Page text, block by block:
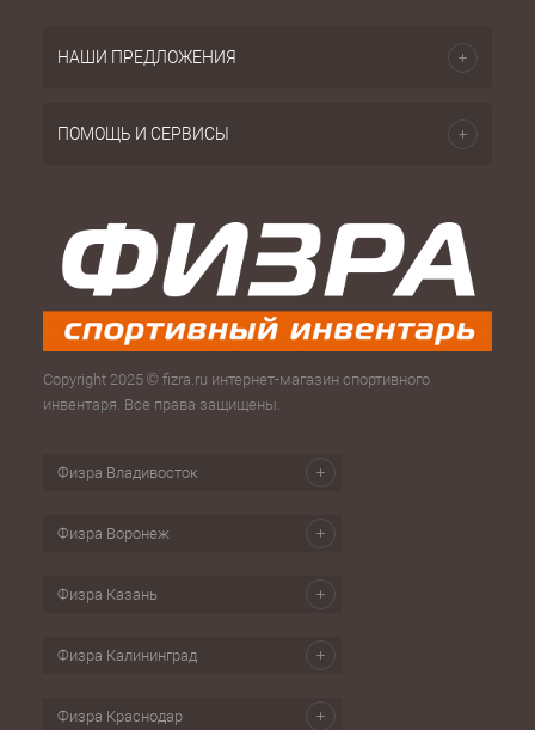
НАШИ ПРЕДЛОЖЕНИЯ
ПОМОЩЬ И СЕРВИСЫ
Copyright 2025 © fizra.ru интернет-магазин спортивного
инвентаря. Все права защищены.
Физра Владивосток
Физра Воронеж
Физра Казань
Физра Калининград
Физра Краснодар